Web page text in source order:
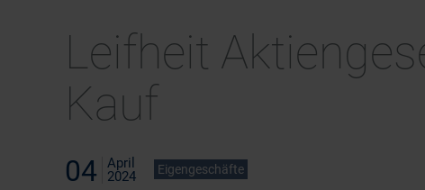
Leifheit
Kauf
04
April
2024
Eigengeschäfte